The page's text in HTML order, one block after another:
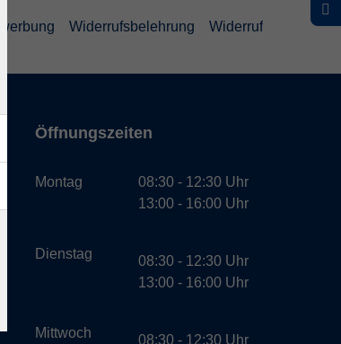
Widerrufsbelehrung Widerruf
Öffnungszeiten
Montag
Dienstag
Mittwoch
08:30 - 12:30 Uhr
13:00 - 16:00 Uhr
08:30 - 12:30 Uhr
13:00 - 16:00 Uhr
08:30 - 12:30 Uhr